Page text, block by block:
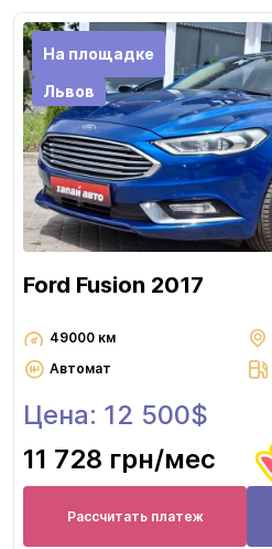
На площадке
Львов
Ford Fusion 2017
49000 км
Автомат
Цена: 12 500$
11 728 грн/мес
Рассчитать платеж